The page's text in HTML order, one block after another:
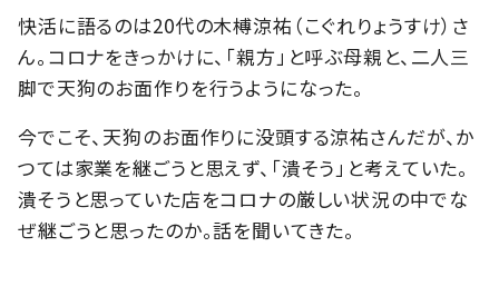
快活に語るのは20代の木榑涼祐（こぐれりょうすけ）さ
ん。コロナをきっかけに、「親方」と呼ぶ母親と、二人三
脚で天狗のお面作りを行うようになった。
今でこそ、天狗のお面作りに没頭する涼祐さんだが、か
つては家業を継ごうと思えず、「潰そう」と考えていた。
潰そうと思っていた店をコロナの厳しい状況の中でな
ぜ継ごうと思ったのか。話を聞いてきた。